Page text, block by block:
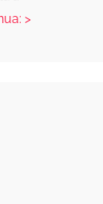
>